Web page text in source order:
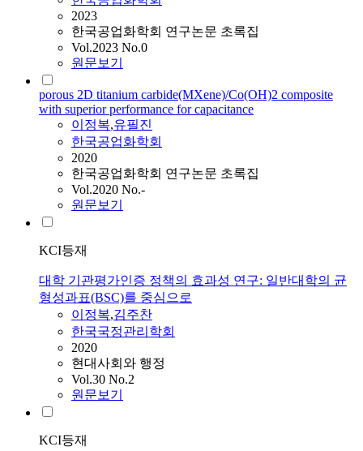
2023
한국공업화학회 연구논문 초록집
Vol.2023 No.0
원문보기
porous 2D titanium carbide(MXene)/Co(OH)2 composite
with superior performance for capacitance
이정복,유필진
한국공업화학회
2020
한국공업화학회 연구논문 초록집
Vol.2020 No.-
원문보기
KCI등재
대학 기관평가인증 정책의 효과성 연구: 일반대학의 균
형성과표(BSC)를 중심으로
이정복,김주찬
한국국정관리학회
2020
현대사회와 행정
Vol.30 No.2
원문보기
KCI등재